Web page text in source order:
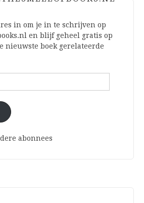
in om je in te schrijven op
en blijf geheel gratis op
nieuwste boek gerelateerde
abonnees